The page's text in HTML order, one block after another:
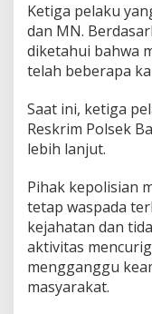
a
n
d
a
P
e
a
k
a
n
Ketiga pelaku
dan MN.
diketahui bahwa
telah beberapa
Saat ini, ketiga
Reskrim Polsek
lebih lanjut.
Pihak kepolisian
tetap waspada
kejahatan dan
aktivitas
mengganggu
masyarakat.